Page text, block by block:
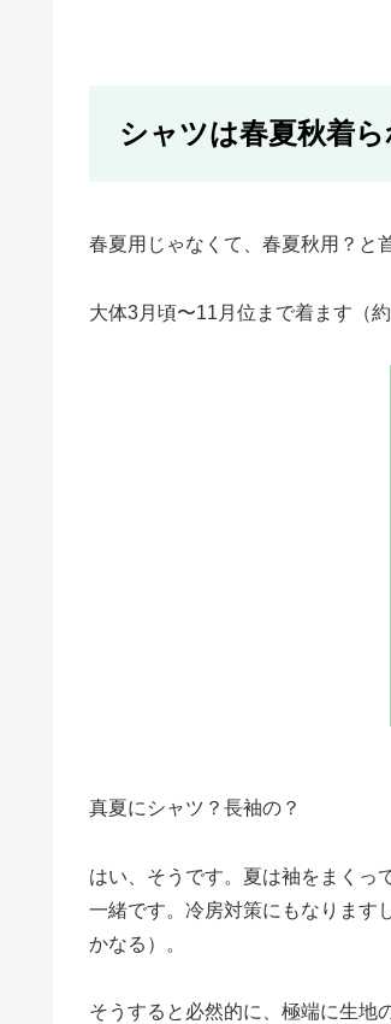
シャツは春夏秋着
春夏用じゃなくて、春夏秋用？と
大体3月頃〜11月位まで着ます（
真夏にシャツ？長袖の？
はい、そうです。夏は袖をまくっ
一緒です。冷房対策にもなります
かなる）。
そうすると必然的に、極端に生地